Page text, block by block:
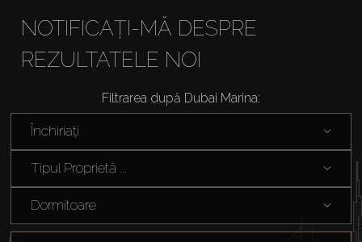
NOTIFICAȚI-MĂ DESPRE
REZULTATELE NOI
Filtrarea după Dubai Marina:
Închiriați
Tipul Proprietă ...
Dormitoare